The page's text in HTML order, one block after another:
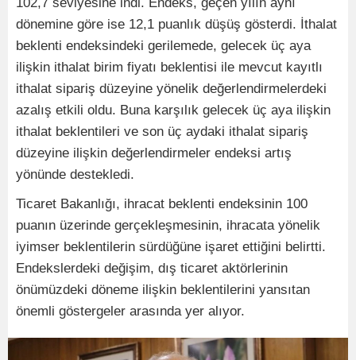
dönemine göre ise 12,1 puanlık düşüş gösterdi. İthalat
beklenti endeksindeki gerilemede, gelecek üç aya
ilişkin ithalat birim fiyatı beklentisi ile mevcut kayıtlı
ithalat sipariş düzeyine yönelik değerlendirmelerdeki
azalış etkili oldu. Buna karşılık gelecek üç aya ilişkin
ithalat beklentileri ve son üç aydaki ithalat sipariş
düzeyine ilişkin değerlendirmeler endeksi artış
yönünde destekledi.
Ticaret Bakanlığı, ihracat beklenti endeksinin 100
puanın üzerinde gerçekleşmesinin, ihracata yönelik
iyimser beklentilerin sürdüğüne işaret ettiğini belirtti.
Endekslerdeki değişim, dış ticaret aktörlerinin
önümüzdeki döneme ilişkin beklentilerini yansıtan
önemli göstergeler arasında yer alıyor.